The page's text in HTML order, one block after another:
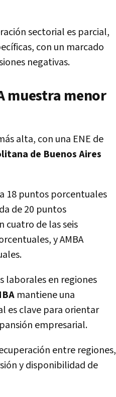
sectorial es parcial,
con un marcado
negativas.
muestra menor
alta, con una ENE de
de Buenos Aires
18 puntos porcentuales
de 20 puntos
cuatro de las seis
y AMBA
laborales en regiones
mantiene una
es clave para orientar
empresarial.
entre regiones,
y disponibilidad de